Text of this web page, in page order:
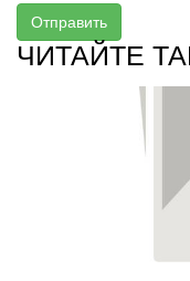
Отправить
ЧИТАЙТЕ